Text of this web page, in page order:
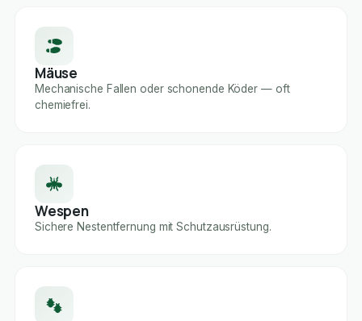
Mäuse
Mechanische Fallen oder schonende Köder — oft
chemiefrei.
Wespen
Sichere Nestentfernung mit Schutzausrüstung.